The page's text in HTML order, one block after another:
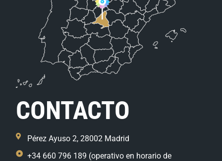
CONTACTO
Pérez Ayuso 2, 28002 Madrid
+34 660 796 189 (operativo en horario de